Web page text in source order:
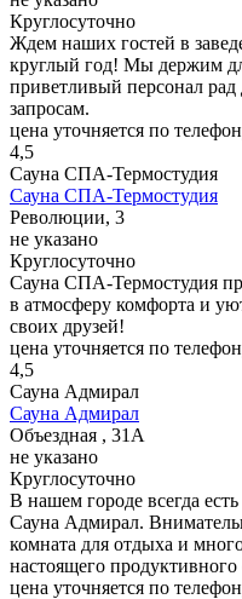
Круглосуточно
Ждем наших гостей в
круглый год! Мы держим
приветливый персонал
запросам.
цена уточняется по
4,5
Сауна СПА-Термостудия
Сауна СПА-Термостудия
Революции, 3
не указано
Круглосуточно
Сауна СПА-Термостудия
в атмосферу комфорта и
своих друзей!
цена уточняется по
4,5
Сауна Адмирал
Сауна Адмирал
Объездная , 31А
не указано
Круглосуточно
В нашем городе всегда
Сауна Адмирал.
комната для отдыха и
настоящего продуктивного
цена уточняется по